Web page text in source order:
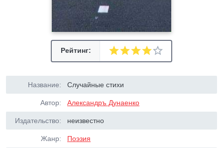
Рейтинг:
Название: Случайные стихи
Автор: Александръ Дунаенко
Издательство: неизвестно
Жанр: Поэзия